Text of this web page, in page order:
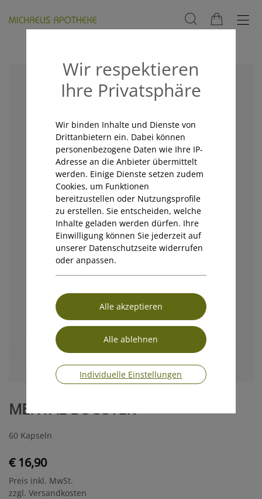
MENTAL BOOSTER
60 Kapseln
€ 16,90
Preis inkl. MwSt.
zzgl. Versandkosten
Wir respektieren
Ihre Privatsphäre
Wir binden Inhalte und Dienste von
Drittanbietern ein. Dabei können
personenbezogene Daten wie Ihre IP-
Adresse an die Anbieter übermittelt
werden. Einige Dienste setzen zudem
Cookies, um Funktionen
bereitzustellen oder Nutzungsprofile
zu erstellen. Sie entscheiden, welche
Inhalte geladen werden dürfen. Ihre
Einwilligung können Sie jederzeit auf
unserer Datenschutzseite widerrufen
oder anpassen.
Individuelle Einstellungen